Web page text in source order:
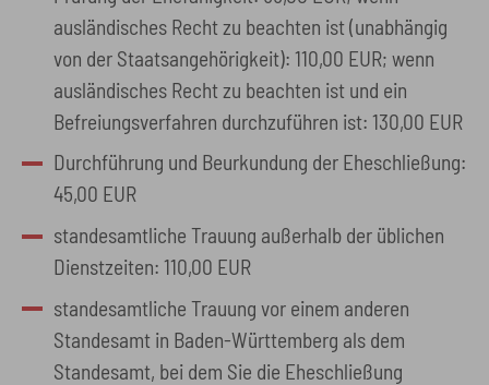
ausländisches Recht zu beachten ist (unabhängig
von der Staatsangehörigkeit): 110,00 EUR; wenn
ausländisches Recht zu beachten ist und ein
Befreiungsverfahren durchzuführen ist: 130,00 EUR
Durchführung und Beurkundung der Eheschließung:
45,00 EUR
standesamtliche Trauung außerhalb der üblichen
Dienstzeiten: 110,00 EUR
standesamtliche Trauung vor einem anderen
Standesamt in Baden-Württemberg als dem
Standesamt, bei dem Sie die Eheschließung